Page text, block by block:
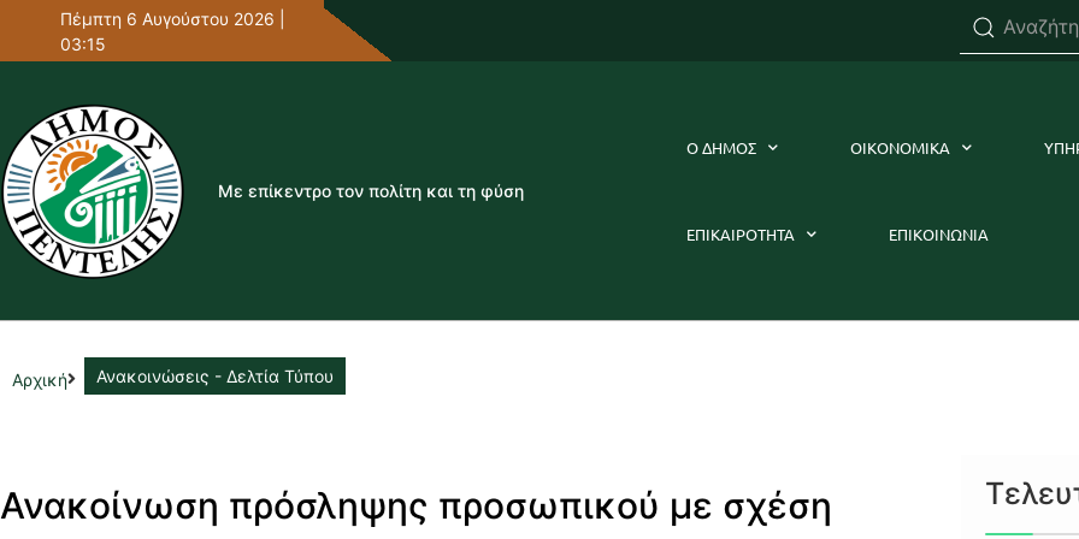
Πέμπτη 6 Αυγούστου 2026 |
03:15
Με επίκεντρο τον πολίτη και τη φύση
Ο ΔΗΜΟΣ ΟΙΚΟΝΟΜΙΚΑ
ΕΠΙΚΑΙΡΟΤΗΤΑ ΕΠΙΚΟΙΝΩΝΙΑ
Αρχική Ανακοινώσεις - Δελτία Τύπου
Ανακοίνωση πρόσληψης προσωπικού με σχέση